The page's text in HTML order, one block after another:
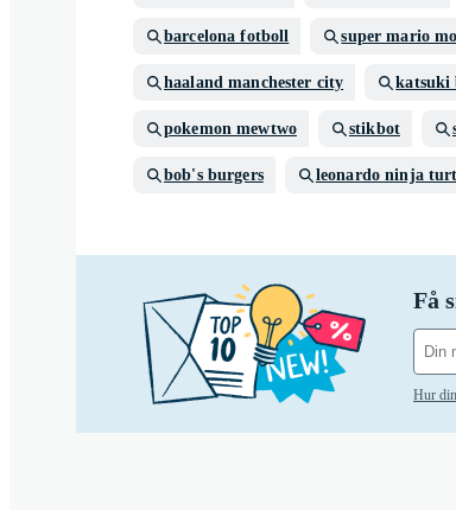
barcelona fotboll super mario
haaland manchester city katsuki
pokemon mewtwo stikbot
bob's burgers leonardo ninja
Få
Hur